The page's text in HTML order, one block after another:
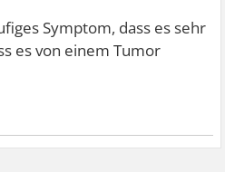
Symptom, dass es sehr
es von einem Tumor